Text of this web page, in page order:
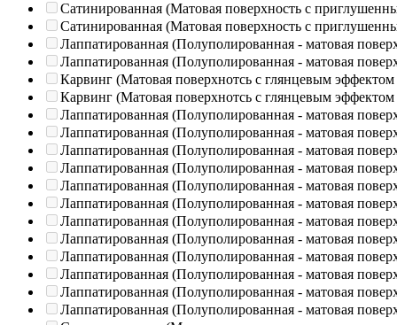
Сатинированная (Матовая поверхность с
Сатинированная (Матовая поверхность с
Лаппатированная (Полуполированная - матовая
Лаппатированная (Полуполированная - матовая
Карвинг (Матовая поверхнотсь с глянцевым эффектом
Карвинг (Матовая поверхнотсь с глянцевым эффектом
Лаппатированная (Полуполированная - матовая
Лаппатированная (Полуполированная - матовая
Лаппатированная (Полуполированная - матовая
Лаппатированная (Полуполированная - матовая
Лаппатированная (Полуполированная - матовая
Лаппатированная (Полуполированная - матовая
Лаппатированная (Полуполированная - матовая
Лаппатированная (Полуполированная - матовая
Лаппатированная (Полуполированная - матовая
Лаппатированная (Полуполированная - матовая
Лаппатированная (Полуполированная - матовая
Лаппатированная (Полуполированная - матовая